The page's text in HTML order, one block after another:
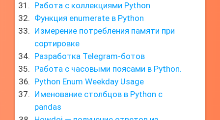
Работа с коллекциями Python
Функция enumerate в Python
Измерение потребления памяти при
сортировке
Разработка Telegram-ботов
Работа с часовыми поясами в Python.
Python Enum Weekday Usage
Именование столбцов в Python с
pandas